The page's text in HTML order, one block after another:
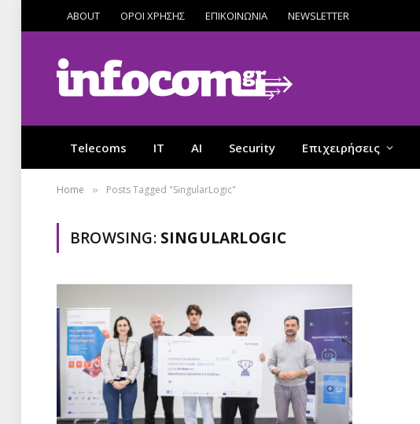
ABOUT ΟΡΟΙ ΧΡΗΣΗΣ ΕΠΙΚΟΙΝΩΝΙΑ NEWSLETTER
Telecoms IT AI Security Επιχειρήσεις
Home » Posts Tagged "SingularLogic"
BROWSING: SINGULARLOGIC